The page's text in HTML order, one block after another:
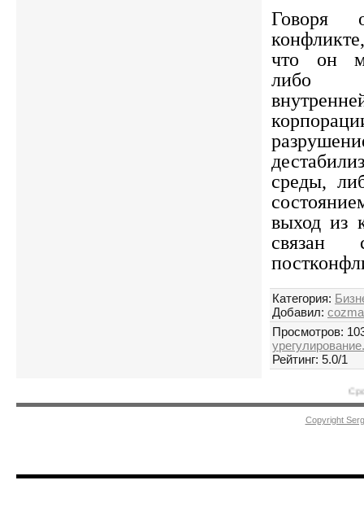
Говоря
что он
либо
среды,
выход из
связан
Категория:
Добавил: cozma
Просмотров:
Рейтинг: 5.0/1
Срочная
Copyright